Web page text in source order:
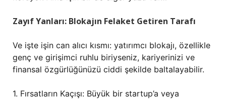
Zayıf Yanları: Blokajın Felaket Getiren Tarafı
Ve işte işin can alıcı kısmı: yatırımcı blokajı, özellikle
genç ve girişimci ruhlu biriyseniz, kariyerinizi ve
finansal özgürlüğünüzü ciddi şekilde baltalayabilir.
1. Fırsatların Kaçışı: Büyük bir startup’a veya